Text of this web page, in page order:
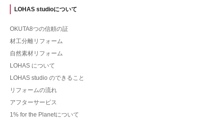
LOHAS studioについて
OKUTA8つの信頼の証
材工分離リフォーム
自然素材リフォーム
LOHAS について
LOHAS studio のできること
リフォームの流れ
アフターサービス
1% for the Planetについて